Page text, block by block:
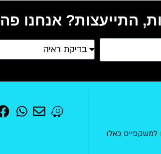
התייעצות? אנחנו
כאלו